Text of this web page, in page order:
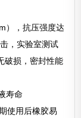
），抗压强度达
，实验室测试
破损，密封性能
寿命
使用后橡胶易